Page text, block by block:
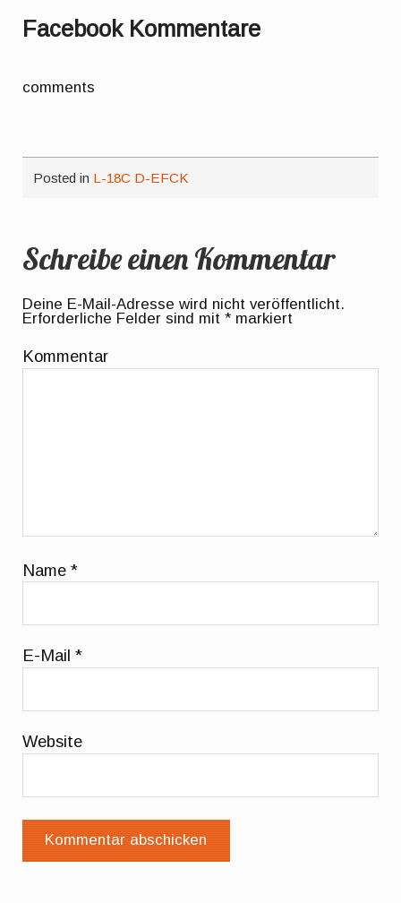
Facebook Kommentare
comments
Posted in L-18C D-EFCK
Schreibe einen Kommentar
Deine E-Mail-Adresse wird nicht veröffentlicht.
Erforderliche Felder sind mit* markiert
Kommentar
Name*
E-Mail*
Website